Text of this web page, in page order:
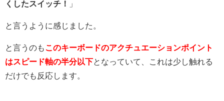
くしたスイッチ！
」
と言うように感じました。
と言うのも このキーボードのアクチュエーションポイント
はスピード軸の半分以下となっていて、これは少し触れる
だけでも反応します。